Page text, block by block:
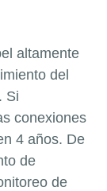
altamente
del
Si
conexiones
4 años. De
de
de